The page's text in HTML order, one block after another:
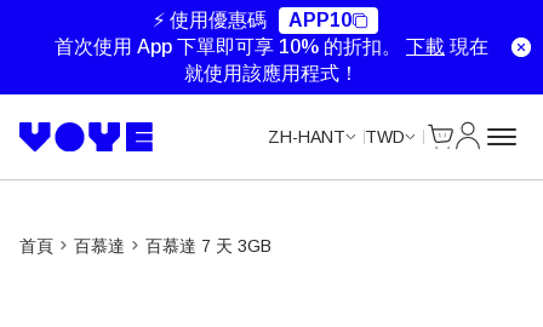
⚡ 使用優惠碼
APP10
首次使用 App 下單即可享 10% 的折扣。 下載 現在
就使用該應用程式！
ZH-HANT TWD
首頁 百慕達 百慕達 7 天 3GB